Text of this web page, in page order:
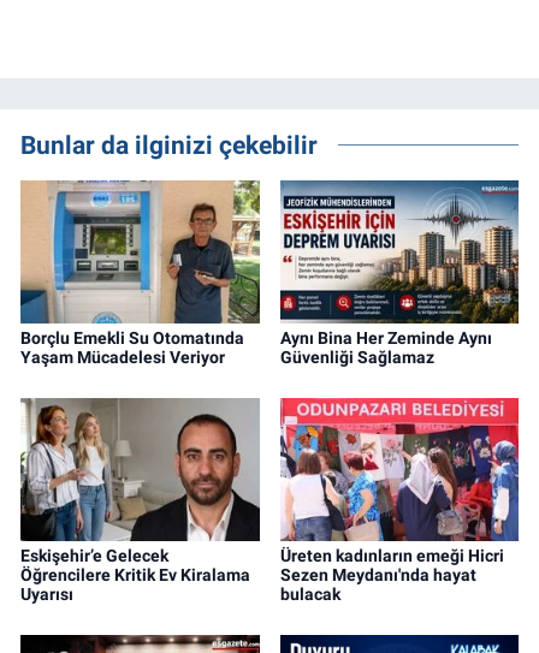
Bunlar da ilginizi çekebilir
Borçlu Emekli Su Otomatında
Yaşam Mücadelesi Veriyor
Aynı Bina Her Zeminde Aynı
Güvenliği Sağlamaz
Eskişehir’e Gelecek
Öğrencilere Kritik Ev Kiralama
Uyarısı
Üreten kadınların emeği Hicri
Sezen Meydanı'nda hayat
bulacak